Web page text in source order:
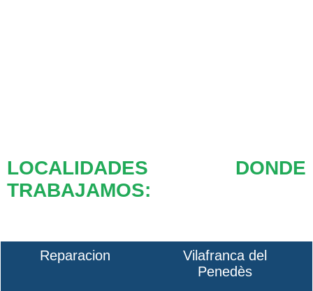
LOCALIDADES DONDE
TRABAJAMOS:
Reparacion
Vilafranca del
Penedès